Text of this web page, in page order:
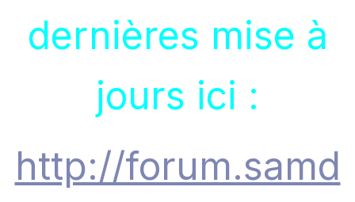
dernières mise à
jours ici :
http://forum.samd